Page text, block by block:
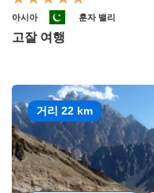
아시아 훈자 밸리
고잘 여행
거리 22 km